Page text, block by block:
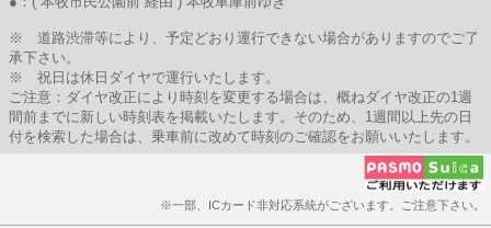
※ 道路渋滞等により、予定どおり運行できない場合がありますのでご了
承下さい。
※ 祝日は休日ダイヤで運行いたします。
ご注意：ダイヤ改正により時刻を変更する場合は、概ねダイヤ改正の1週
間前までに新しい時刻表を掲載いたします。そのため、1週間以上先の日
付を検索した場合は、乗車前に改めて時刻のご確認をお願いいたします。
※一部、ICカード非対応系統がございます。ご注意下さい。